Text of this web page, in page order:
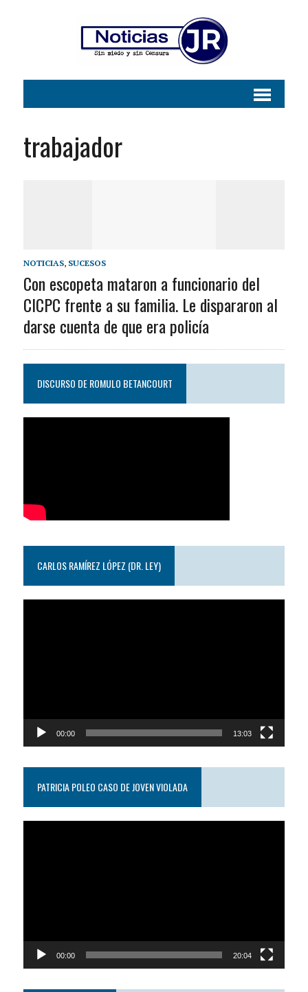
trabajador
NOTICIAS, SUCESOS
Con escopeta mataron a funcionario del
CICPC frente a su familia. Le dispararon al
darse cuenta de que era policía
DISCURSO DE ROMULO BETANCOURT
CARLOS RAMÍREZ LÓPEZ (DR. LEY)
00:00 13:03
PATRICIA POLEO CASO DE JOVEN VIOLADA
00:00 20:04